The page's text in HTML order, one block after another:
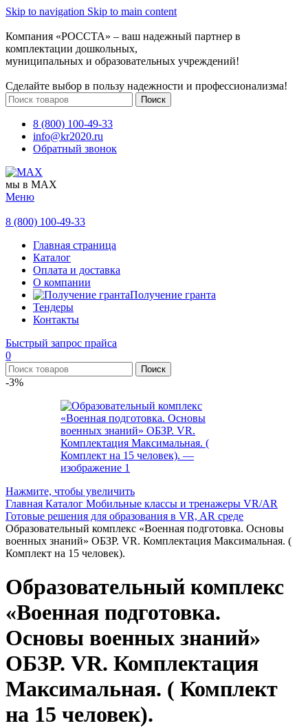
Skip to navigation Skip to main content
Компания «РОССТА» – ваш надежный партнер в
комплектации дошкольных,
муниципальных и образовательных учреждений!
Сделайте выбор в пользу надежности и профессионализма!
Поиск
8 (800) 100-49-33
info@kr2020.ru
Обратный звонок
мы в MAX
Меню
8 (800) 100-49-33
Главная страница
Каталог
Оплата и доставка
О компании
Получение гранта
Тендеры
Контакты
Быстрый запрос прайса
0
Поиск
-3%
Нажмите, чтобы увеличить
Главная Каталог Мобильные классы и тренажеры VR/AR
Готовые решения для образования в VR, AR среде
Образовательный комплекс «Военная подготовка. Основы
военных знаний» ОБЗР. VR. Комплектация Максимальная. (
Комплект на 15 человек).
Образовательный комплекс
«Военная подготовка.
Основы военных знаний»
ОБЗР. VR. Комплектация
Максимальная. ( Комплект
на 15 человек).